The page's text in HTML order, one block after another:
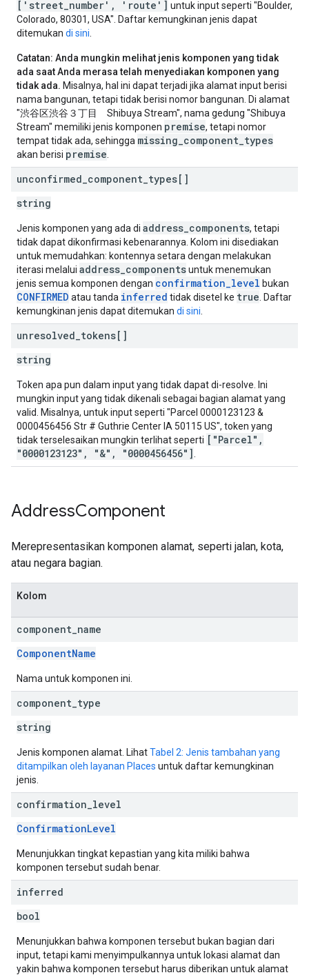
['street_number', 'route'] untuk input seperti "Boulder,
Colorado, 80301, USA". Daftar kemungkinan jenis dapat
ditemukan di sini
Catatan: Anda mungkin melihat jenis komponen yang tidak
ada saat Anda merasa telah menyediakan komponen yang
tidak ada. Misalnya, hal ini dapat terjadi jika alamat input berisi
nama bangunan, tetapi tidak berisi nomor bangunan. Di alamat
"渋谷区渋谷３丁目 Shibuya Stream", nama gedung "Shibuya
Stream" memiliki jenis komponen premise, tetapi nomor
tempat tidak ada, sehingga missing_component_types
akan berisi premise
unconfirmed component types[]
string
Jenis komponen yang ada di address_components, tetapi
tidak dapat dikonfirmasi kebenarannya. Kolom ini disediakan
untuk memudahkan: kontennya setara dengan melakukan
iterasi melalui address_componentsuntuk menemukan
jenis semua komponen dengan confirmation_level bukan
CONFIRMED atau tanda inferred tidak disetel ke true . Daftar
kemungkinan jenis dapat ditemukan di sini
unresolved tokens[]
string
Token apa pun dalam input yang tidak dapat di-resolve. Ini
mungkin input yang tidak dikenali sebagai bagian alamat yang
valid. Misalnya, untuk input seperti "Parcel 0000123123 &
0000456456 Str # Guthrie Center IA 50115 US", token yang
tidak terselesaikan mungkin terlihat seperti ["Parcel",
"0000123123", "&", "0000456456"]
AddressComponent
Merepresentasikan komponen alamat, seperti jalan, kota,
atau negara bagian.
Kolom
component name
ComponentName
Nama untuk komponen ini.
component type
string
Jenis komponen alamat. LihatTabel 2: Jenis tambahan yang
ditampilkan oleh layanan Places untuk daftar kemungkinan
jenis.
confirmation level
ConfirmationLevel
Menunjukkan tingkat kepastian yang kita miliki bahwa
komponen tersebut sudah benar.
inferred
bool
Menunjukkan bahwa komponen tersebut bukan bagian dari
input, tetapi kami menyimpulkannya untuk lokasi alamat dan
yakin bahwa komponen tersebut harus diberikan untuk alamat